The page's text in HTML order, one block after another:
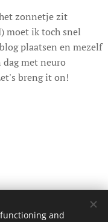
zonnetje zit
moet ik toch snel
plaatsen en mezelf
dag met neuro
breng it on!
and